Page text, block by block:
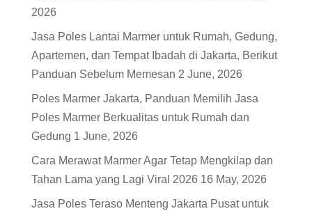
2026
Jasa Poles Lantai Marmer untuk Rumah, Gedung,
Apartemen, dan Tempat Ibadah di Jakarta, Berikut
Panduan Sebelum Memesan 2 June, 2026
Poles Marmer Jakarta, Panduan Memilih Jasa
Poles Marmer Berkualitas untuk Rumah dan
Gedung 1 June, 2026
Cara Merawat Marmer Agar Tetap Mengkilap dan
Tahan Lama yang Lagi Viral 2026 16 May, 2026
Jasa Poles Teraso Menteng Jakarta Pusat untuk